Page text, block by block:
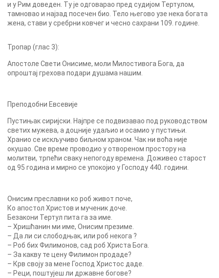
и у Рим доведен. Ту је одговарао пред судијом Тертулом,
тамновао и најзад посечен био. Тело његово узе нека богата
жена, стави у сребрни ковчег и чесно сахрани 109. године.
Тропар (глас 3):
Апостоле Свети Онисиме, моли Милостивога Бога, да
опроштај грехова подари душама нашим.
Преподобни Евсевије
Пустињак сиријски. Најпре се подвизавао под руководством
светих мужева, а доцније удаљио и осамио у пустињи.
Хранио се искључиво биљном храном. Чак ни воћа није
окушао. Све време проводио у отвореном простору на
молитви, трпећи сваку непогоду времена. Доживео старост
од 95 година и мирно се упокојио у Господу 440. години.
Онисим преславни ко роб живот поче,
Ко апостол Христов и мученик доче.
Безакони Тертул пита га за име.
– Хришћанин ми име, Онисим презиме.
– Да ли си слободњак, или роб некога ?
– Роб бих Филимонов, сад роб Христа Бога.
– За какву те цену Филимон продаде?
– Крв своју за мене Господ Христос даде.
– Реци, поштујеш ли државне богове?